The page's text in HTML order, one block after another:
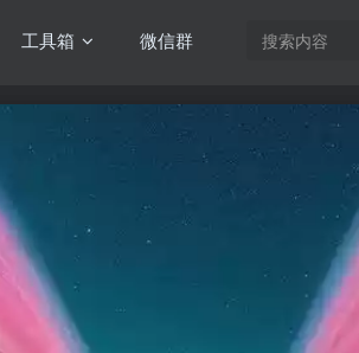
工具箱 微信群